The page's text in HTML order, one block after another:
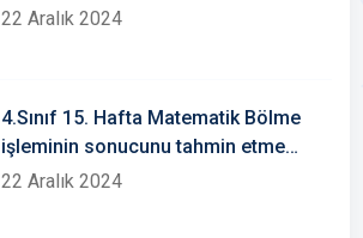
etkinlikleri
22 Aralık 2024
4.Sınıf 15. Hafta Matematik Bölme
işleminin sonucunu tahmin etme
konu etkinlikleri
22 Aralık 2024